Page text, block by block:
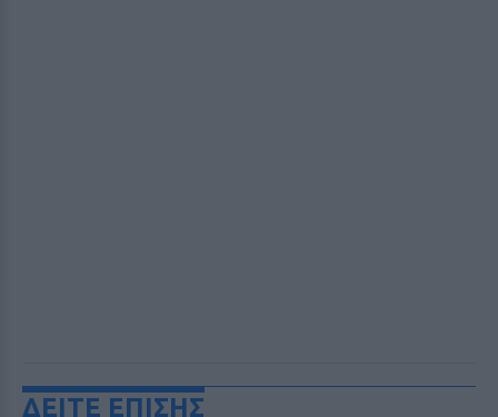
ΔΕΙΤΕ ΕΠΙΣΗΣ